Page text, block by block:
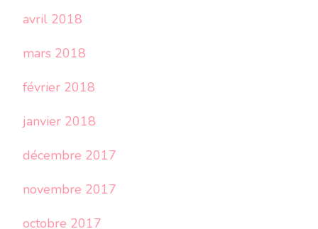
avril 2018
mars 2018
février 2018
janvier 2018
décembre 2017
novembre 2017
octobre 2017